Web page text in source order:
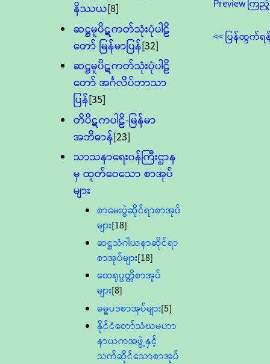
နိဿယ[8]
ဆဋ္ဌမူပိဋကတ်သုံးပုံပါဠိ
တော် မြန်မာပြန်[32]
ဆဋ္ဌမူပိဋကတ်သုံးပုံပါဠိ
တော် အင်္ဂလိပ်ဘာသာ
ပြန်[35]
တိပိဋကပါဠိ-မြန်မာ
အဘိဓာန်[23]
သာသနာရေး၀န်ကြီးဌာန
မှ ထုတ်ဝေသော စာအုပ်
များ
စာမေးပွဲဆိုင်ရာစာအုပ်
များ[18]
ဆဋ္ဌသံဂါယနာဆိုင်ရာ
စာအုပ်များ[18]
ထေရုပ္ပတ္တိစာအုပ်
များ[8]
ဓမ္မပဒစာအုပ်များ[5]
နိုင်ငံတော်သံဃမဟာ
နာယကအဖွဲ့နှင့်
သက်ဆိုင်သောစာအုပ်
Preview ကြ
<< ပြန်ထွက်ရ